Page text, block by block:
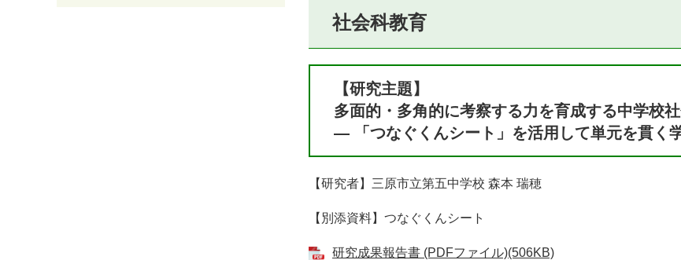
社会科教育
【研究主題】
多面的・多角的に考察する力を育成する中学校
― 「つなぐくんシート」を活用して単元を貫く
【研究者】三原市立第五中学校 森本 瑞穂
【別添資料】つなぐくんシート
研究成果報告書 (PDFファイル)(506KB)